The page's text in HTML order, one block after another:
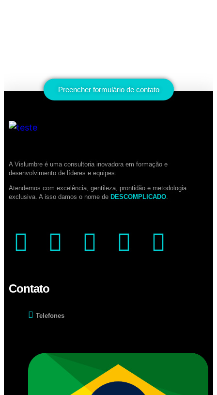
Preencher formulário de contato
A Vislumbre é uma consultoria inovadora em formação e
desenvolvimento de líderes e equipes.
Atendemos com excelência, gentileza, prontidão e metodologia
exclusiva. A isso damos o nome de DESCOMPLICADO.
Contato
Telefones